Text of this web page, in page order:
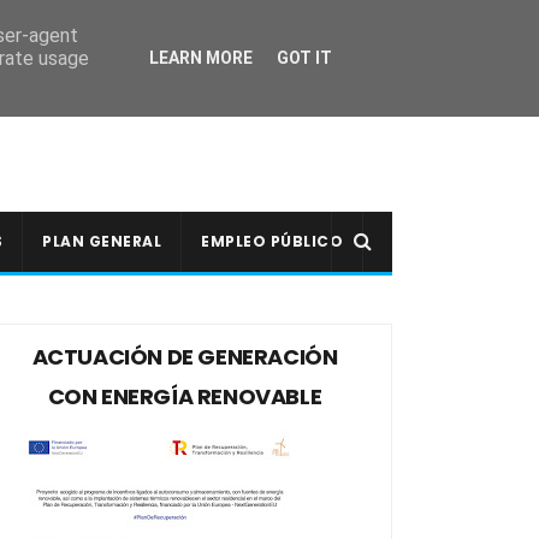
PLAN GENERAL EMPLEO PÚBLICO
ACTUACIÓN DE GENERACIÓN
CON ENERGÍA RENOVABLE
agent
usage
LEARN MORE GOT IT